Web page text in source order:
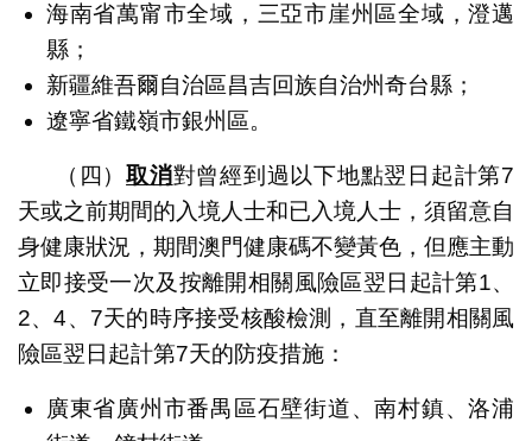
海南省萬甯市全域，三亞市崖州區全域，澄邁
縣；
新疆維吾爾自治區昌吉回族自治州奇台縣；
遼寧省鐵嶺市銀州區。
（四）取消對曾經到過以下地點翌日起計第7
天或之前期間的入境人士和已入境人士，須留意自
身健康狀況，期間澳門健康碼不變黃色，但應主動
立即接受一次及按離開相關風險區翌日起計第1、
2、4、7天的時序接受核酸檢測，直至離開相關風
險區翌日起計第7天的防疫措施：
廣東省廣州市番禺區石壁街道、南村鎮、洛浦